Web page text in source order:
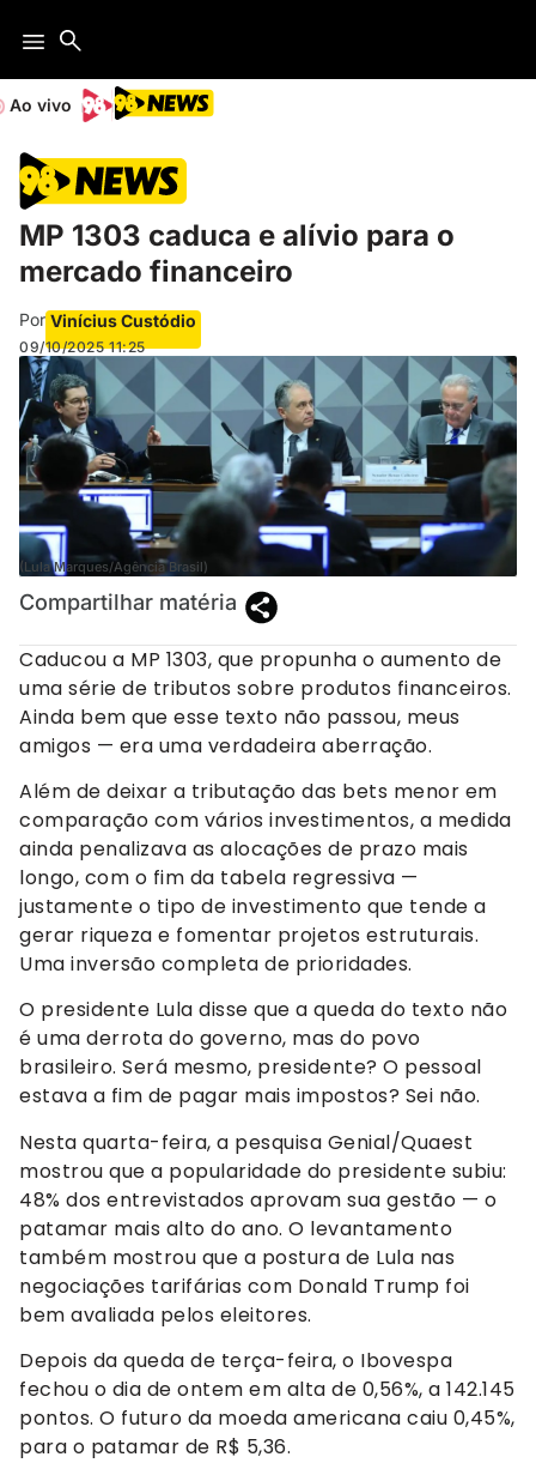
Ao vivo
MP 1303 caduca e alívio para o
mercado financeiro
Por Vinícius Custódio
09/10/2025 11:25
(Lula Marques/Agência Brasil)
Compartilhar matéria
Caducou a MP 1303, que propunha o aumento de
uma série de tributos sobre produtos financeiros.
Ainda bem que esse texto não passou, meus
amigos — era uma verdadeira aberração.
Além de deixar a tributação das bets menor em
comparação com vários investimentos, a medida
ainda penalizava as alocações de prazo mais
longo, com o fim da tabela regressiva —
justamente o tipo de investimento que tende a
gerar riqueza e fomentar projetos estruturais.
Uma inversão completa de prioridades.
O presidente Lula disse que a queda do texto não
é uma derrota do governo, mas do povo
brasileiro. Será mesmo, presidente? O pessoal
estava a fim de pagar mais impostos? Sei não.
Nesta quarta-feira, a pesquisa Genial/Quaest
mostrou que a popularidade do presidente subiu:
48% dos entrevistados aprovam sua gestão — o
patamar mais alto do ano. O levantamento
também mostrou que a postura de Lula nas
negociações tarifárias com Donald Trump foi
bem avaliada pelos eleitores.
Depois da queda de terça-feira, o Ibovespa
fechou o dia de ontem em alta de 0,56%, a 142.145
pontos. O futuro da moeda americana caiu 0,45%,
para o patamar de R$ 5,36.